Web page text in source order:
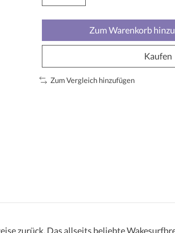
Zum Warenkorb
Kaufen
Zum Vergleich hinzufügen
zurück. Das allseits beliebte